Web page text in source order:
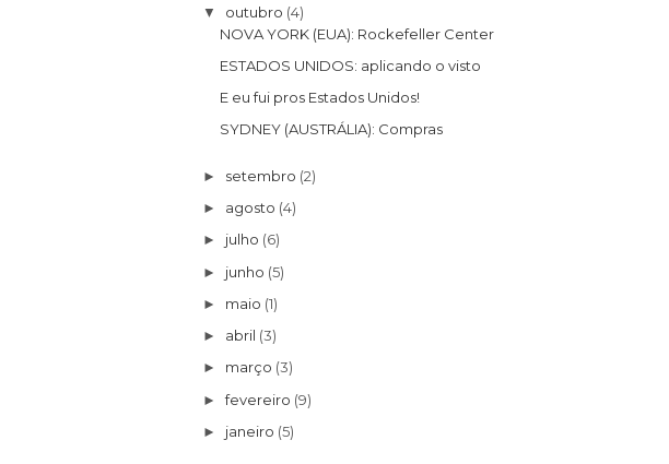
▼ outubro (4)
NOVA YORK (EUA): Rockefeller Center
ESTADOS UNIDOS: aplicando o visto
E eu fui pros Estados Unidos!
SYDNEY (AUSTRÁLIA): Compras
► setembro (2)
► agosto (4)
► julho (6)
► junho (5)
► maio (1)
► abril (3)
► março (3)
►fevereiro (9)
► janeiro (5)